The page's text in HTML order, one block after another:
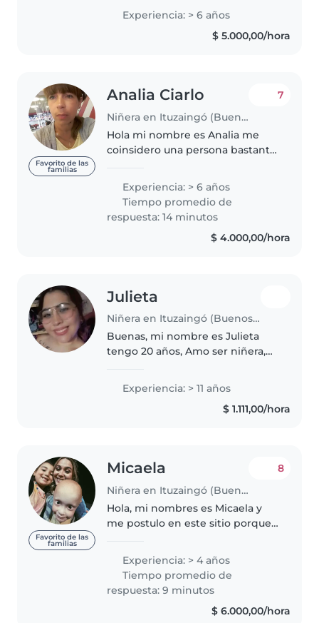
con diagnóstico de tea. Estoy
certificada como acompañante
terapéutica con especialidad..
Experiencia: > 6 años
$ 5.000,00/hora
Favorito de las
familias
Analia Ciarlo
Niñera en Ituzaingó (Buenos Aires)
7
Hola mi nombre es Analia me
coinsidero una persona bastante
con pequeños a partir de bebes,
me gusta siempre crear..
Experiencia: > 6 años
Tiempo promedio de
respuesta: 14 minutos
$ 4.000,00/hora
Julieta
Niñera en Ituzaingó (Buenos Aires)
Buenas, mi nombre es Julieta
tengo 20 años, Amo ser niñera,
cuidado de niños , llevo más de 6
años siendo lo que más me
gusta y aprendo muchísimo con
Experiencia: > 11 años
$ 1.111,00/hora
Favorito de las
familias
Micaela
Niñera en Ituzaingó (Buenos Aires)
8
Hola, mi nombres es Micaela y
me postulo en este sitio porque
de niños. Tengo experiencias
comprobables. Soy divertida,
dinámica, cariñosa,
comprensible...
Experiencia: > 4 años
Tiempo promedio de
respuesta: 9 minutos
$ 6.000,00/hora